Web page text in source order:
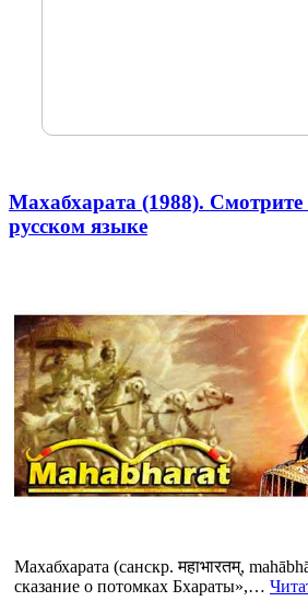
Махабхарата (1988). Смотрите
русском языке
Махабхарата (санскр. महाभारतम्,
сказание о потомках Бхараты»,…